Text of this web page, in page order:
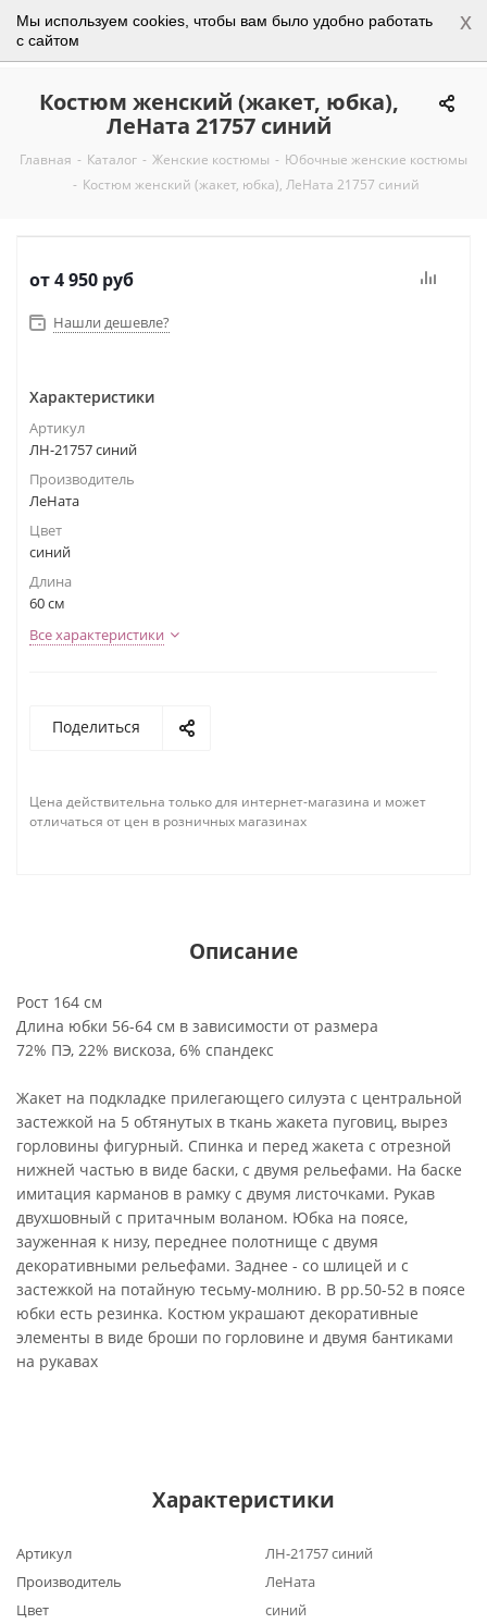
Мы используем cookies, чтобы вам было удобно работать
с сайтом
x
0
Костюм женский (жакет, юбка),
ЛеНата 21757 синий
Главная - Каталог - Женские костюмы - Юбочные женские костюмы
- Костюм женский (жакет, юбка), ЛеНата 21757 синий
от4 950 руб
Нашли дешевле?
Характеристики
Артикул
ЛН-21757 синий
Производитель
ЛеНата
Цвет
синий
Длина
60 см
Все характеристики
Поделиться
Цена действительна только для интернет-магазина и может
отличаться от цен в розничных магазинах
Описание
Рост 164 см
Длина юбки 56-64 см в зависимости от размера
72% ПЭ, 22% вискоза, 6% спандекс
Жакет на подкладке прилегающего силуэта с центральной
застежкой на 5 обтянутых в ткань жакета пуговиц, вырез
горловины фигурный. Спинка и перед жакета с отрезной
нижней частью в виде баски, с двумя рельефами. На баске
имитация карманов в рамку с двумя листочками. Рукав
двухшовный с притачным воланом. Юбка на поясе,
зауженная к низу, переднее полотнище с двумя
декоративными рельефами. Заднее - со шлицей и с
застежкой на потайную тесьму-молнию. В рр.50-52 в поясе
юбки есть резинка. Костюм украшают декоративные
элементы в виде броши по горловине и двумя бантиками
на рукавах
Характеристики
Артикул
ЛН-21757 синий
Производитель
ЛеНата
Цвет
синий